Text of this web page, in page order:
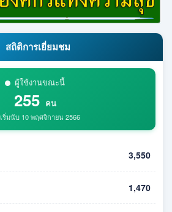
สถิติการเยี่ยมชม
ผู้ใช้งานขณะนี้
255 คน
เริ่มนับ 10 พฤศจิกายน 2566
3,550
1,470